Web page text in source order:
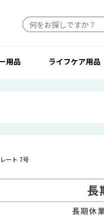
検索
用品 ライフケア用品
ート 7号